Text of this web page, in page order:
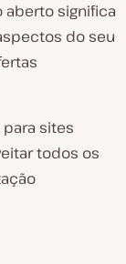
aberto significa
do seu
sites
todos os